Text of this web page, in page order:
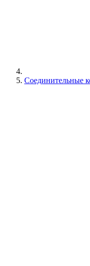
Соединительные